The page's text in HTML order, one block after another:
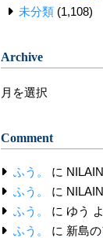
未分類 (1,108)
Archive
Archive
Comment
ふう。 に
ふう。
に
ふう。
に ゆう
ふう。
に 新島